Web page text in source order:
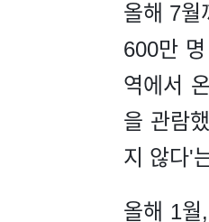
올해 7월
600만
역에서
을 관람
지 않다'
올해 1월